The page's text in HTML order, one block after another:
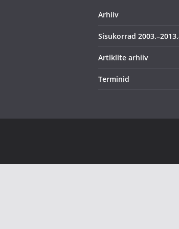
Arhiiv
Sisukorrad
Artiklite arhiiv
Terminid